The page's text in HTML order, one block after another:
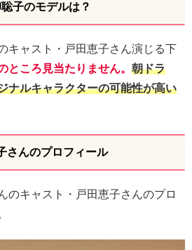
子のモデルは？
キャスト・戸田恵子さん演じる下
ところ見当たりません。 朝ドラ
ナルキャラクターの可能性が高い
さんのプロフィール
のキャスト・戸田恵子さんのプロ